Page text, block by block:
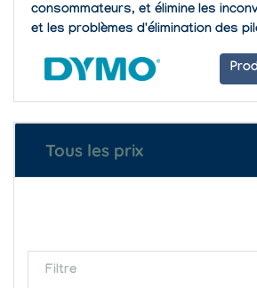
consommateurs, et élimine les
et les problèmes d'élimination des
Tous les prix
Filtre